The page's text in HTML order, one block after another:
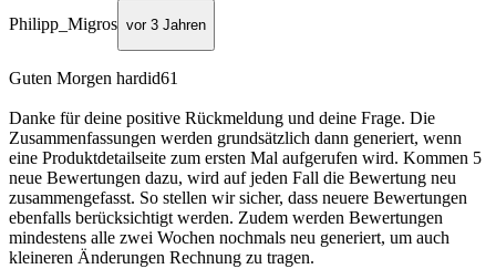
Philipp_Migros vor 3 Jahren
Guten Morgen hardid61
Danke für deine positive Rückmeldung und deine Frage. Die
Zusammenfassungen werden grundsätzlich dann generiert, wenn
eine Produktdetailseite zum ersten Mal aufgerufen wird. Kommen 5
neue Bewertungen dazu, wird auf jeden Fall die Bewertung neu
zusammengefasst. So stellen wir sicher, dass neuere Bewertungen
ebenfalls berücksichtigt werden. Zudem werden Bewertungen
mindestens alle zwei Wochen nochmals neu generiert, um auch
kleineren Änderungen Rechnung zu tragen.